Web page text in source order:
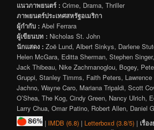
แนวภาพยนตร์ : Crime, Drama, Thriller
ภาพยนตร์ประเทศสหรัฐอเมริกา
ผู้กำกับ : Abel Ferrara
ผู้เขียนบท : Nicholas St. John
นักแสดง : Zoë Lund, Albert Sinkys, Darlene
Helen McGara, Editta Sherman, Stephen
Jack Thibeau, Nike Zachmanoglou, Bogey,
Gruppi, Stanley Timms, Faith Peters,
Jachno, Wayne Caro, Mariana Tripaldi, Scott
O’Shea, The Kog, Cindy Green, Nancy Ulrich,
Larry Chua, Omar Patino, Robert Allen, Daniel
| IMDB (6.8)| Letterboxd (3.8/5)| เรื่อ